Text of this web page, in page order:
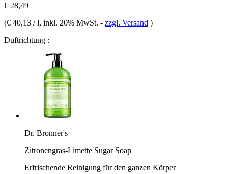
€ 28,49
(€ 40,13 / l, inkl. 20% MwSt. - zzgl. Versand )
Duftrichtung :
Dr. Bronner's
Zitronengras-Limette Sugar Soap
Erfrischende Reinigung für den ganzen Körper